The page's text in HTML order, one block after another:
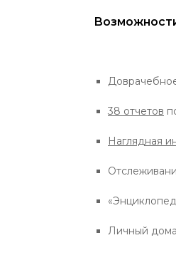
Возможности
38 отчетов
Наглядная
Личный